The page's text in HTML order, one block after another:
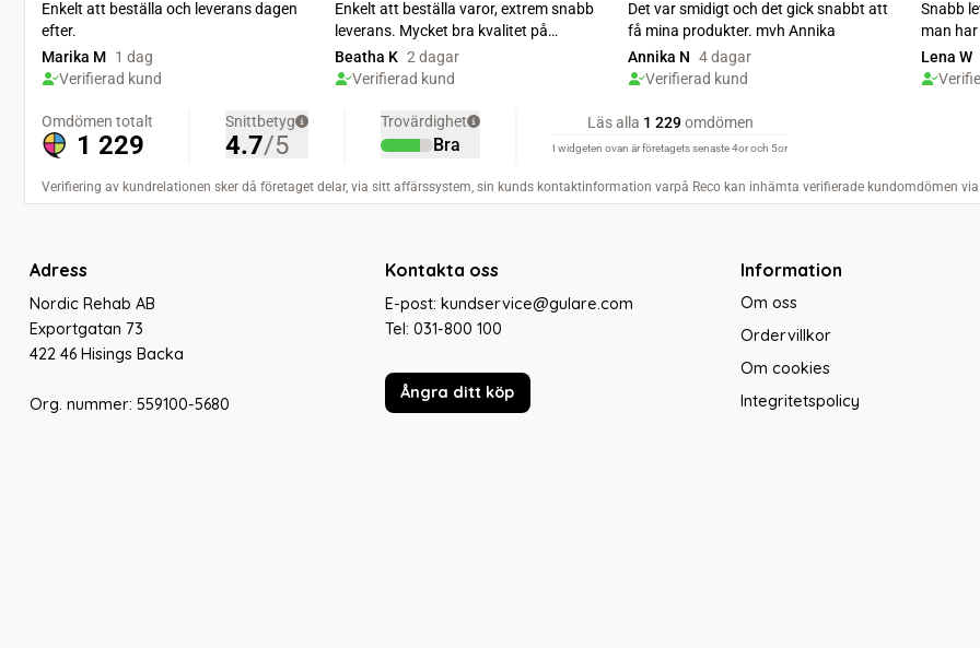
Adress
Nordic Rehab AB
Exportgatan 73
422 46 Hisings Backa
Org. nummer: 559100-5680
Kontakta oss
E-post: kundservice@gulare.com
Tel: 031-800 100
Ångra ditt köp
Information
Om oss
Ordervillkor
Om cookies
Integritetspolicy